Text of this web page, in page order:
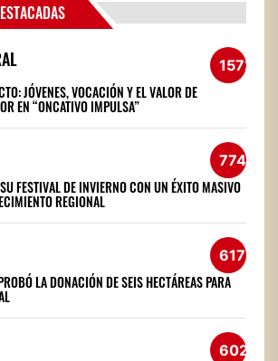
1572
JÓVENES, VOCACIÓN Y EL VALOR DE
EN “ONCATIVO IMPULSA”
774
FESTIVAL DE INVIERNO CON UN ÉXITO MASIVO
REGIONAL
617
LA DONACIÓN DE SEIS HECTÁREAS PARA
602